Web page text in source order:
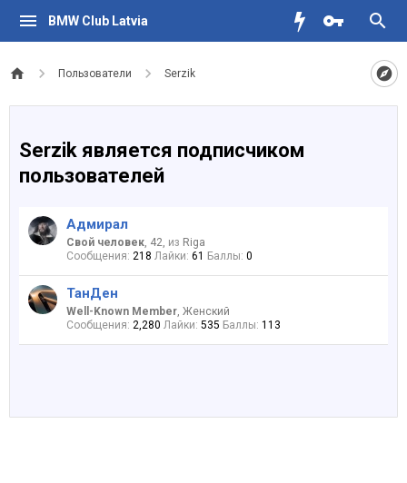
BMW Club Latvia
Пользователи Serzik
Serzik является подписчиком
пользователей
Адмирал
Свой человек, 42, из Riga
Сообщения: 218 Лайки: 61 Баллы: 0
ТанДен
Well-Known Member, Женский
Сообщения: 2,280 Лайки: 535 Баллы: 113